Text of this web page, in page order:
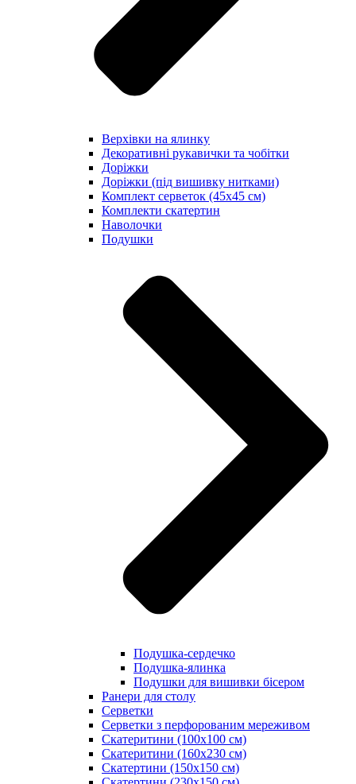
Верхівки на ялинку
Декоративні рукавички та чобітки
Доріжки
Доріжки (під вишивку нитками)
Комплект серветок (45х45 см)
Комплекти скатертин
Наволочки
Подушки
Подушка-сердечко
Подушка-ялинка
Подушки для вишивки бісером
Ранери для столу
Серветки
Серветки з перфорованим мереживом
Скатеритини (100х100 см)
Скатеритини (160х230 см)
Скатертини (150х150 см)